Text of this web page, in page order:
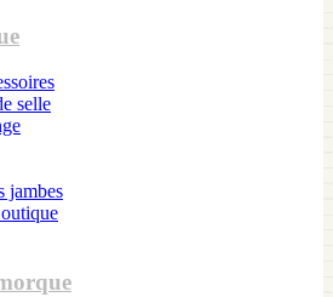
selle
jambes